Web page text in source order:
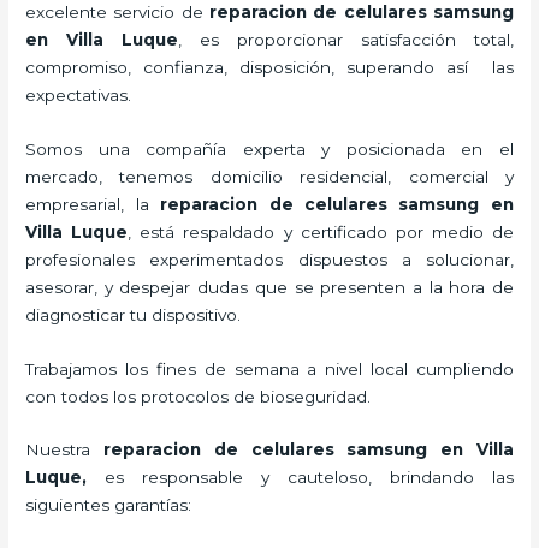
excelente servicio de reparacion de celulares samsung
en Villa Luque , es proporcionar satisfacción total,
compromiso, confianza, disposición, superando así las
expectativas.
Somos una compañía experta y posicionada en el
mercado, tenemos domicilio residencial, comercial y
empresarial, la reparacion de celulares samsung en
Villa Luque , está respaldado y certificado por medio de
profesionales experimentados dispuestos a solucionar,
asesorar, y despejar dudas que se presenten a la hora de
diagnosticar tu dispositivo.
Trabajamos los fines de semana a nivel local cumpliendo
con todos los protocolos de bioseguridad.
Nuestra reparacion de celulares samsung en Villa
Luque, es responsable y cauteloso, brindando las
siguientes garantías: